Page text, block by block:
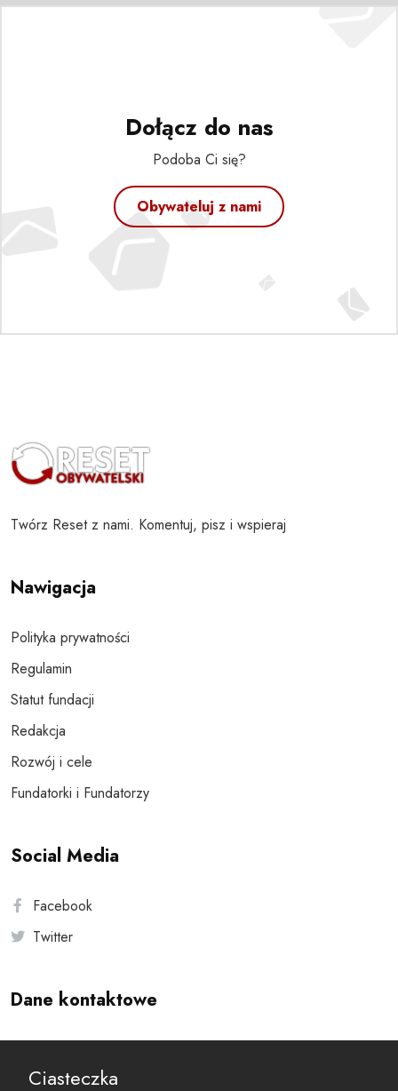
Dołącz do nas
Podoba Ci się?
Obywateluj z nami
Twórz Reset z nami. Komentuj, pisz i wspieraj
Nawigacja
Polityka prywatności
Regulamin
Statut fundacji
Redakcja
Rozwój i cele
Fundatorki i Fundatorzy
Social Media
Facebook
Twitter
Dane kontaktowe
reset@resetobywatelski.pl
Ciasteczka